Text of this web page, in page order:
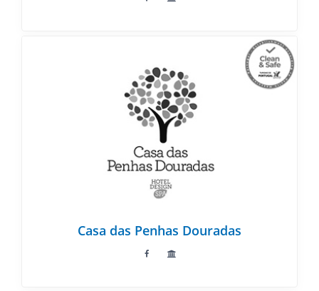
Casa das Penhas Douradas